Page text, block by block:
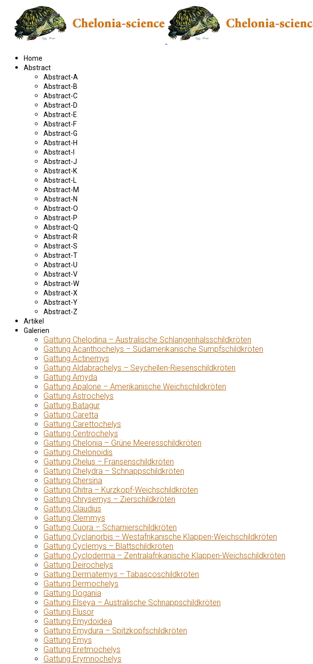
Home
Abstract
Abstract-A
Abstract-B
Abstract-C
Abstract-D
Abstract-E
Abstract-F
Abstract-G
Abstract-H
Abstract-I
Abstract-J
Abstract-K
Abstract-L
Abstract-M
Abstract-N
Abstract-O
Abstract-P
Abstract-Q
Abstract-R
Abstract-S
Abstract-T
Abstract-U
Abstract-V
Abstract-W
Abstract-X
Abstract-Y
Abstract-Z
Artikel
Galerien
Gattung Chelodina – Australische Schlangenhalsschildkröten
Gattung Acanthochelys – Südamerikanische Sumpfschildkröten
Gattung Actinemys
Gattung Aldabrachelys – Seychellen-Riesenschildkröten
Gattung Amyda
Gattung Apalone – Amerikanische Weichschildkröten
Gattung Astrochelys
Gattung Batagur
Gattung Caretta
Gattung Carettochelys
Gattung Centrochelys
Gattung Chelonia – Grüne Meeresschildkröten
Gattung Chelonoidis
Gattung Chelus – Fransenschildkröten
Gattung Chelydra – Schnappschildkröten
Gattung Chersina
Gattung Chitra – Kurzkopf-Weichschildkröten
Gattung Chrysemys – Zierschildkröten
Gattung Claudius
Gattung Clemmys
Gattung Cuora – Scharnierschildkröten
Gattung Cyclanorbis – Westafrikanische Klappen-Weichschildkröten
Gattung Cyclemys – Blattschildkröten
Gattung Cycloderma – Zentralafrikanische Klappen-Weichschildkröten
Gattung Deirochelys
Gattung Dermatemys – Tabascoschildkröten
Gattung Dermochelys
Gattung Dogania
Gattung Elseya – Australische Schnappschildkröten
Gattung Elusor
Gattung Emydoidea
Gattung Emydura – Spitzkopfschildkröten
Gattung Emys
Gattung Eretmochelys
Gattung Erymnochelys